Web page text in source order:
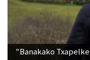
"Banakako